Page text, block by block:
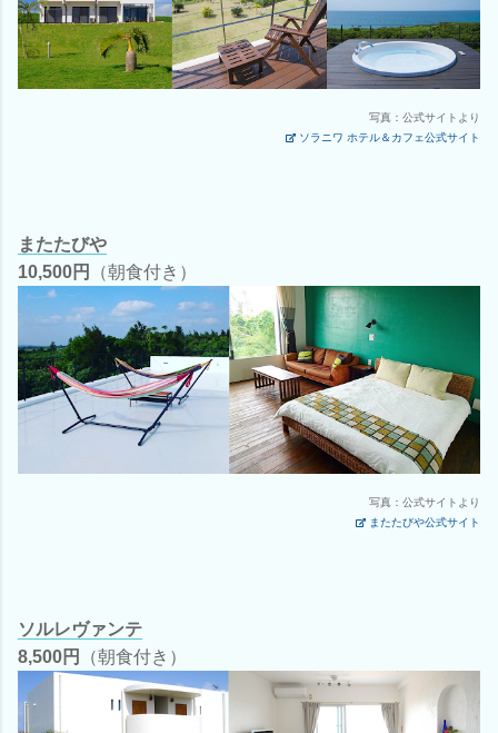
写真：公式サイトより
ソラニワ ホテル＆カフェ公式サイト
またたびや
10,500円
（朝食付き）
写真：公式サイトより
またたびや公式サイト
ソルレヴァンテ
8,500円
（朝食付き）